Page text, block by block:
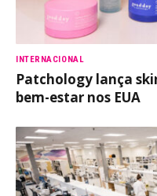
INTERNACIONAL
Patchology lança
bem-estar nos EUA